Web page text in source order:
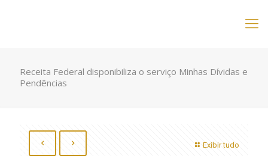
Receita Federal disponibiliza o serviço Minhas Dívidas e
Pendências
Exibir tudo